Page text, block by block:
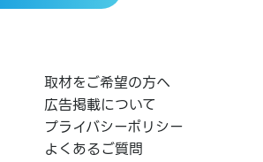
取材をご希望の方へ
広告掲載について
プライバシーポリシー
よくあるご質問